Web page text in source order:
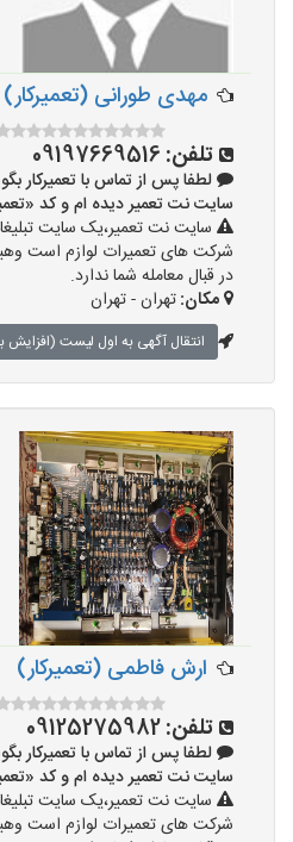
مهدی طورانی (تعمیرکار)
تلفن: 09197669516
لطفا پس از تماس با تعمیرکار
سایت نت تعمیر دیده ام و کد «تعمیرکار-10243» را
سایت نت تعمیر،یک سایت
شرکت های تعمیرات لوازم است
در قبال معامله شما ندارد.
مکان:تهران - تهران
انتقال آگهی به اول لیست (افزایش
ارش فاطمی (تعمیرکار)
تلفن:09125275982
لطفا پس از تماس با تعمیرکار
سایت نت تعمیر دیده ام و کد «تعمیرکار-10230» را
سایت نت تعمیر،یک سایت
شرکت های تعمیرات لوازم است